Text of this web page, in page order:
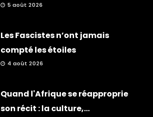
5 août 2026
Les Fascistes n’ont jamais
compté les étoiles
4 août 2026
Quand l'Afrique se réapproprie
son récit : la culture,...